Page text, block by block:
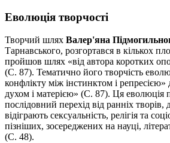
Еволюція творчості
Творчий шлях Валер'яна
Тарнавського, розгортався в кількох
пройшов шлях «від автора коротких
(С. 87). Тематично його творчість
конфлікту між інстинктом і
духом і матерією» (С. 87). Ця еволюція
послідовний перехід від ранніх
відіграють сексуальність, релігія та
пізніших, зосереджених на науці,
(С. 48).